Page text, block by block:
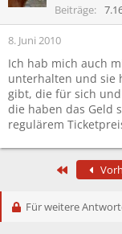
Beiträge
8. Juni 2010
Ich hab mich auch
unterhalten und sie
gibt, die für sich
die haben das Geld
regulärem
Erste
Für weitere